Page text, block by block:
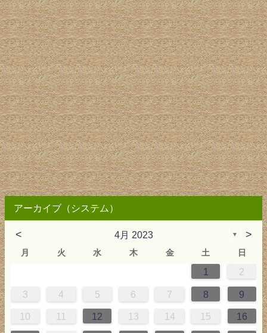
アーカイブ（システム）
< 4月 2023 ▼ >
月 火 水 木 金 土 日
1 2
3 4 5 6 7 8 9
10 11 12 13 14 15 16